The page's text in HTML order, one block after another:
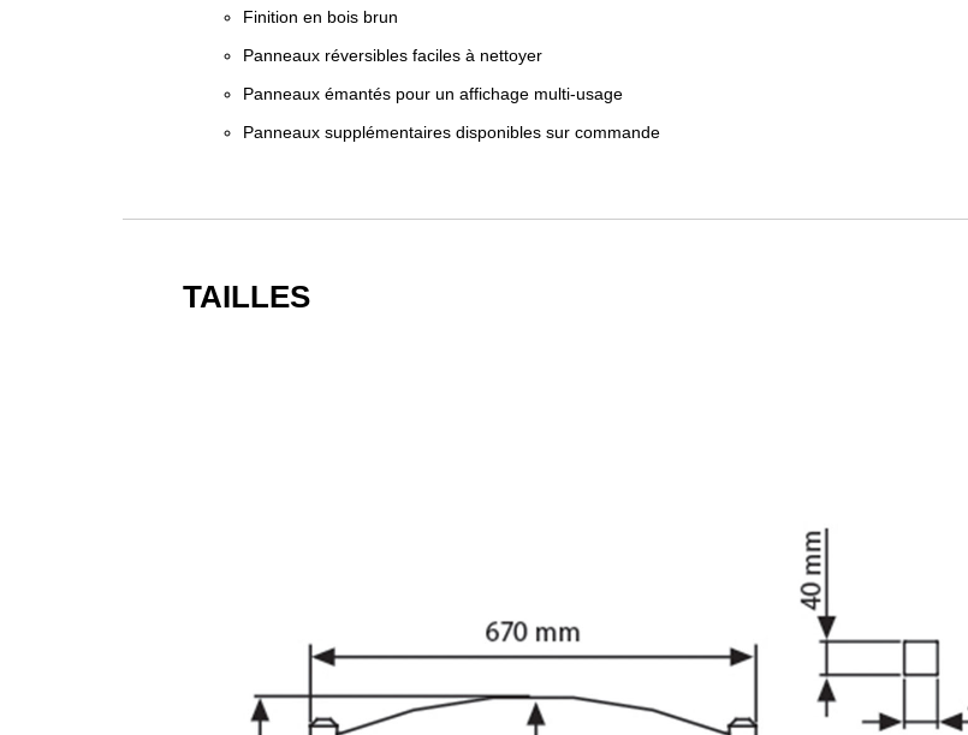
Finition en bois brun
Panneaux réversibles faciles à nettoyer
Panneaux émantés pour un affichage multi-usage
Panneaux supplémentaires disponibles sur commande
TAILLES